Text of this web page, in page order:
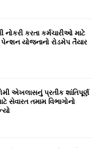
નોકરી કરતા કર્મચારીઓ માટે
યોજનાનો રોડમેપ તૈયાર
એખલાસનું પ્રતીક શાંતિપૂર્ણ
સેવારત તમામ વિભાગોનો